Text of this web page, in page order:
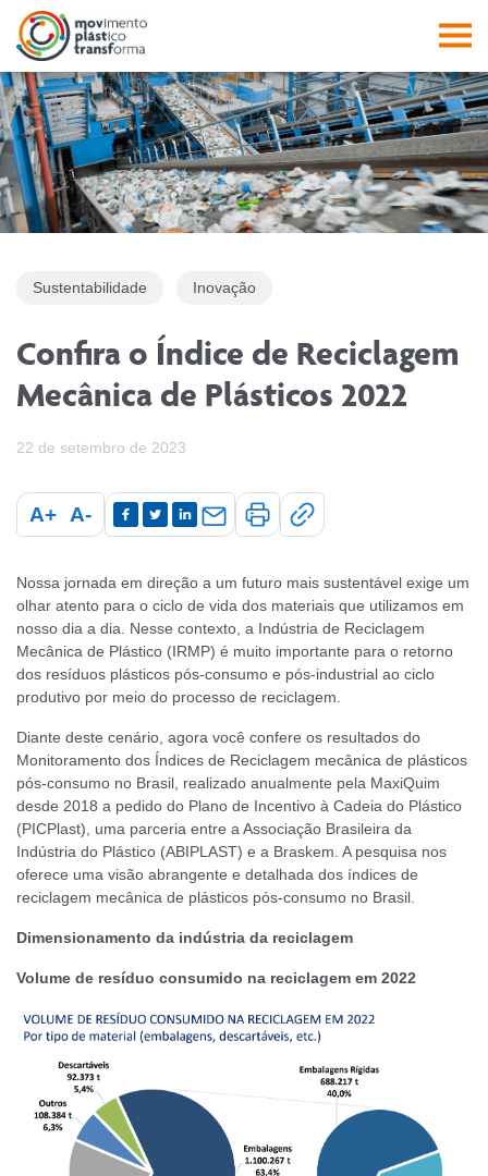
Abrir a
Pesquisa
Sustentabilidade Inovação
Confira o Índice de Reciclagem
Mecânica de Plásticos 2022
22 de setembro de 2023
A+ A-
Nossa jornada em direção a um futuro mais sustentável exige um
olhar atento para o ciclo de vida dos materiais que utilizamos em
nosso dia a dia. Nesse contexto, a Indústria de Reciclagem
Mecânica de Plástico (IRMP) é muito importante para o retorno
dos resíduos plásticos pós-consumo e pós-industrial ao ciclo
produtivo por meio do processo de reciclagem.
Diante deste cenário, agora você confere os resultados do
Monitoramento dos Índices de Reciclagem mecânica de plásticos
pós-consumo no Brasil, realizado anualmente pela MaxiQuim
desde 2018 a pedido do Plano de Incentivo à Cadeia do Plástico
(PICPlast), uma parceria entre a Associação Brasileira da
Indústria do Plástico (ABIPLAST) e a Braskem. A pesquisa nos
oferece uma visão abrangente e detalhada dos índices de
reciclagem mecânica de plásticos pós-consumo no Brasil.
Dimensionamento da indústria da reciclagem
Volume de resíduo consumido na reciclagem em 2022